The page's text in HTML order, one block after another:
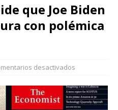
que Joe Biden
con polémica
desactivados